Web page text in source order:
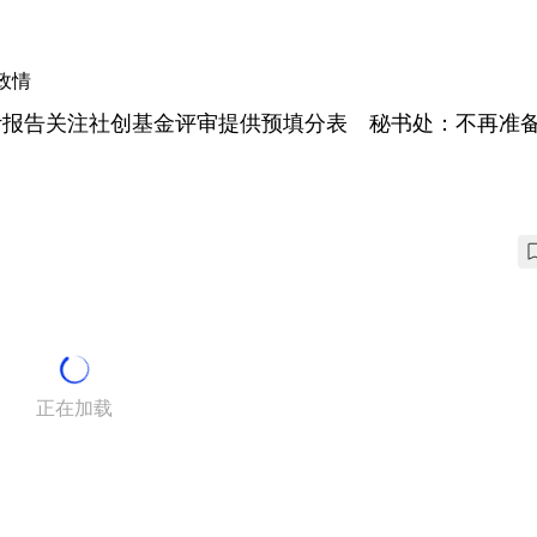
情
告关注社创基金评审提供预填分表 秘书处：不再准
正在加载